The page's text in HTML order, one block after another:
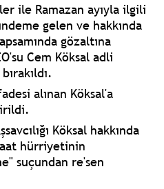
ile Ramazan ayıyla ilgili
gelen ve hakkında
gözaltına
Cem Köksal adli
alınan Köksal'a
Köksal hakkında
hürriyetinin
suçundan re'sen